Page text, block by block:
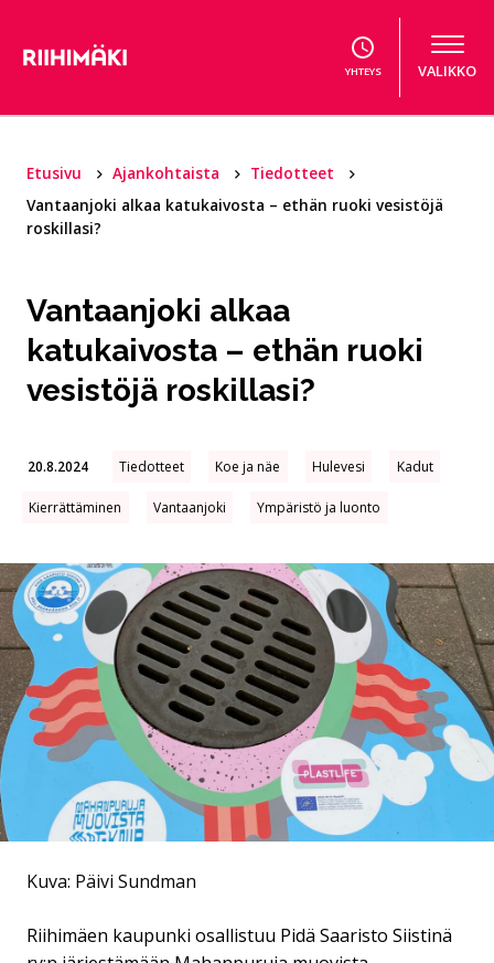
YHTEYS VALIKKO
Etusivu Ajankohtaista
Tiedotteet
Vantaanjoki alkaa katukaivosta – ethän ruoki vesistöjä
roskillasi?
Vantaanjoki alkaa
katukaivosta – ethän ruoki
vesistöjä roskillasi?
20.8.2024 Tiedotteet Koe ja näe Hulevesi Kadut
Kierrättäminen Vantaanjoki Ympäristö ja luonto
Kuva: Päivi Sundman
Riihimäen kaupunki osallistuu Pidä Saaristo Siistinä